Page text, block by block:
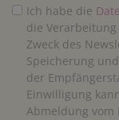
Ich habe die
die
Zweck des
Speicherung
der
Einwilligung
Abmeldung